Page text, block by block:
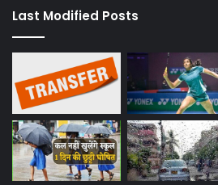
Last Modified Posts